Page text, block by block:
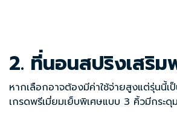
2. ที่นอนสปริงเสริ
หากเลือกอาจต้องมีค่าใช้จ่ายสูงแต่รุ่นนี้
เกรดพรีเมี่ยมเย็บพิเศษแบบ 3 คิ้วมีกระ